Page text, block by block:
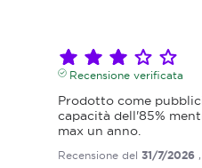
Recensione verificata
Prodotto come
capacità dell'85%
max un anno.
Recensione del31/7/2026